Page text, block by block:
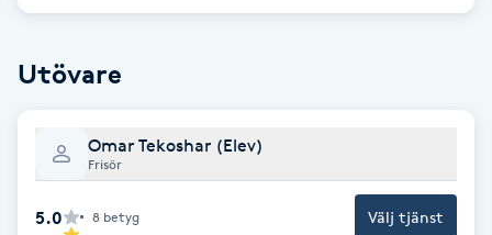
Diamantslipning
Utövare
Omar Tekoshar (Elev)
Frisör
5.0 8 betyg Välj tjänst